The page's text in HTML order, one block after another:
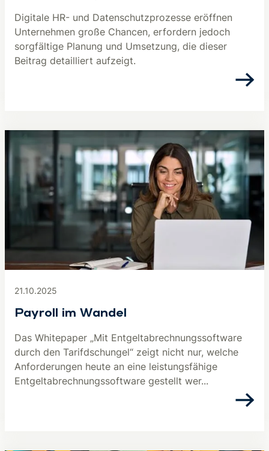
Digitale HR- und Datenschutzprozesse eröffnen
Unternehmen große Chancen, erfordern jedoch
sorgfältige Planung und Umsetzung, die dieser
Beitrag detailliert aufzeigt.
21.10.2025
Payroll im Wandel
Das Whitepaper „Mit Entgeltabrechnungssoftware
durch den Tarifdschungel“ zeigt nicht nur, welche
Anforderungen heute an eine leistungsfähige
Entgeltabrechnungssoftware gestellt wer...